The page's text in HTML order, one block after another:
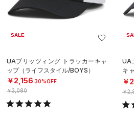
SALE
UAブリッツィング トラッカーキャ
ップ（ライフスタイル/BOYS）
￥2,156 30%OFF
￥3,080
UA
キ
N）
￥
￥